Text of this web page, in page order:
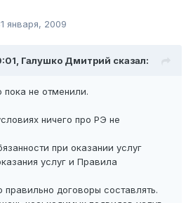
января, 2009
Галушко Дмитрий сказал:
пока не отменили.
ничего про РЭ не
при оказании услуг
услуг и Правила
договоры составлять.